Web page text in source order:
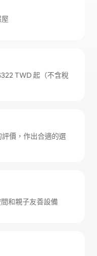
TWD 起（不含稅
價，作出合適的選
和親子友善設備